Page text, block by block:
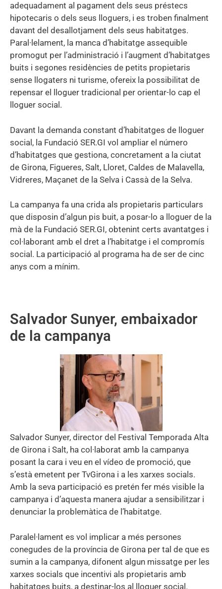
adequadament al pagament dels seus préstecs
hipotecaris o dels seus lloguers, i es troben finalment
davant del desallotjament dels seus habitatges.
Paral·lelament, la manca d’habitatge assequible
promogut per l’administració i l’augment d’habitatges
buits i segones residències de petits propietaris
sense llogaters ni turisme, ofereix la possibilitat de
repensar el lloguer tradicional per orientar-lo cap el
lloguer social.
Davant la demanda constant d’habitatges de lloguer
social, la Fundació SER.GI vol ampliar el número
d’habitatges que gestiona, concretament a la ciutat
de Girona, Figueres, Salt, Lloret, Caldes de Malavella,
Vidreres, Maçanet de la Selva i Cassà de la Selva.
La campanya fa una crida als propietaris particulars
que disposin d’algun pis buit, a posar-lo a lloguer de la
mà de la Fundació SER.GI, obtenint certs avantatges i
col·laborant amb el dret a l’habitatge i el compromís
social. La participació al programa ha de ser de cinc
anys com a mínim.
Salvador Sunyer, embaixador
de la campanya
Salvador Sunyer, director del Festival Temporada Alta
de Girona i Salt, ha col·laborat amb la campanya
posant la cara i veu en el vídeo de promoció, que
s’està emetent per TvGirona i a les xarxes socials.
Amb la seva participació es pretén fer més visible la
campanya i d’aquesta manera ajudar a sensibilitzar i
denunciar la problemàtica de l’habitatge.
Paralel·lament es vol implicar a més persones
conegudes de la província de Girona per tal de que es
sumin a la campanya, difonent algun missatge per les
xarxes socials que incentivi als propietaris amb
habitatges buits, a destinar-los al lloguer social.